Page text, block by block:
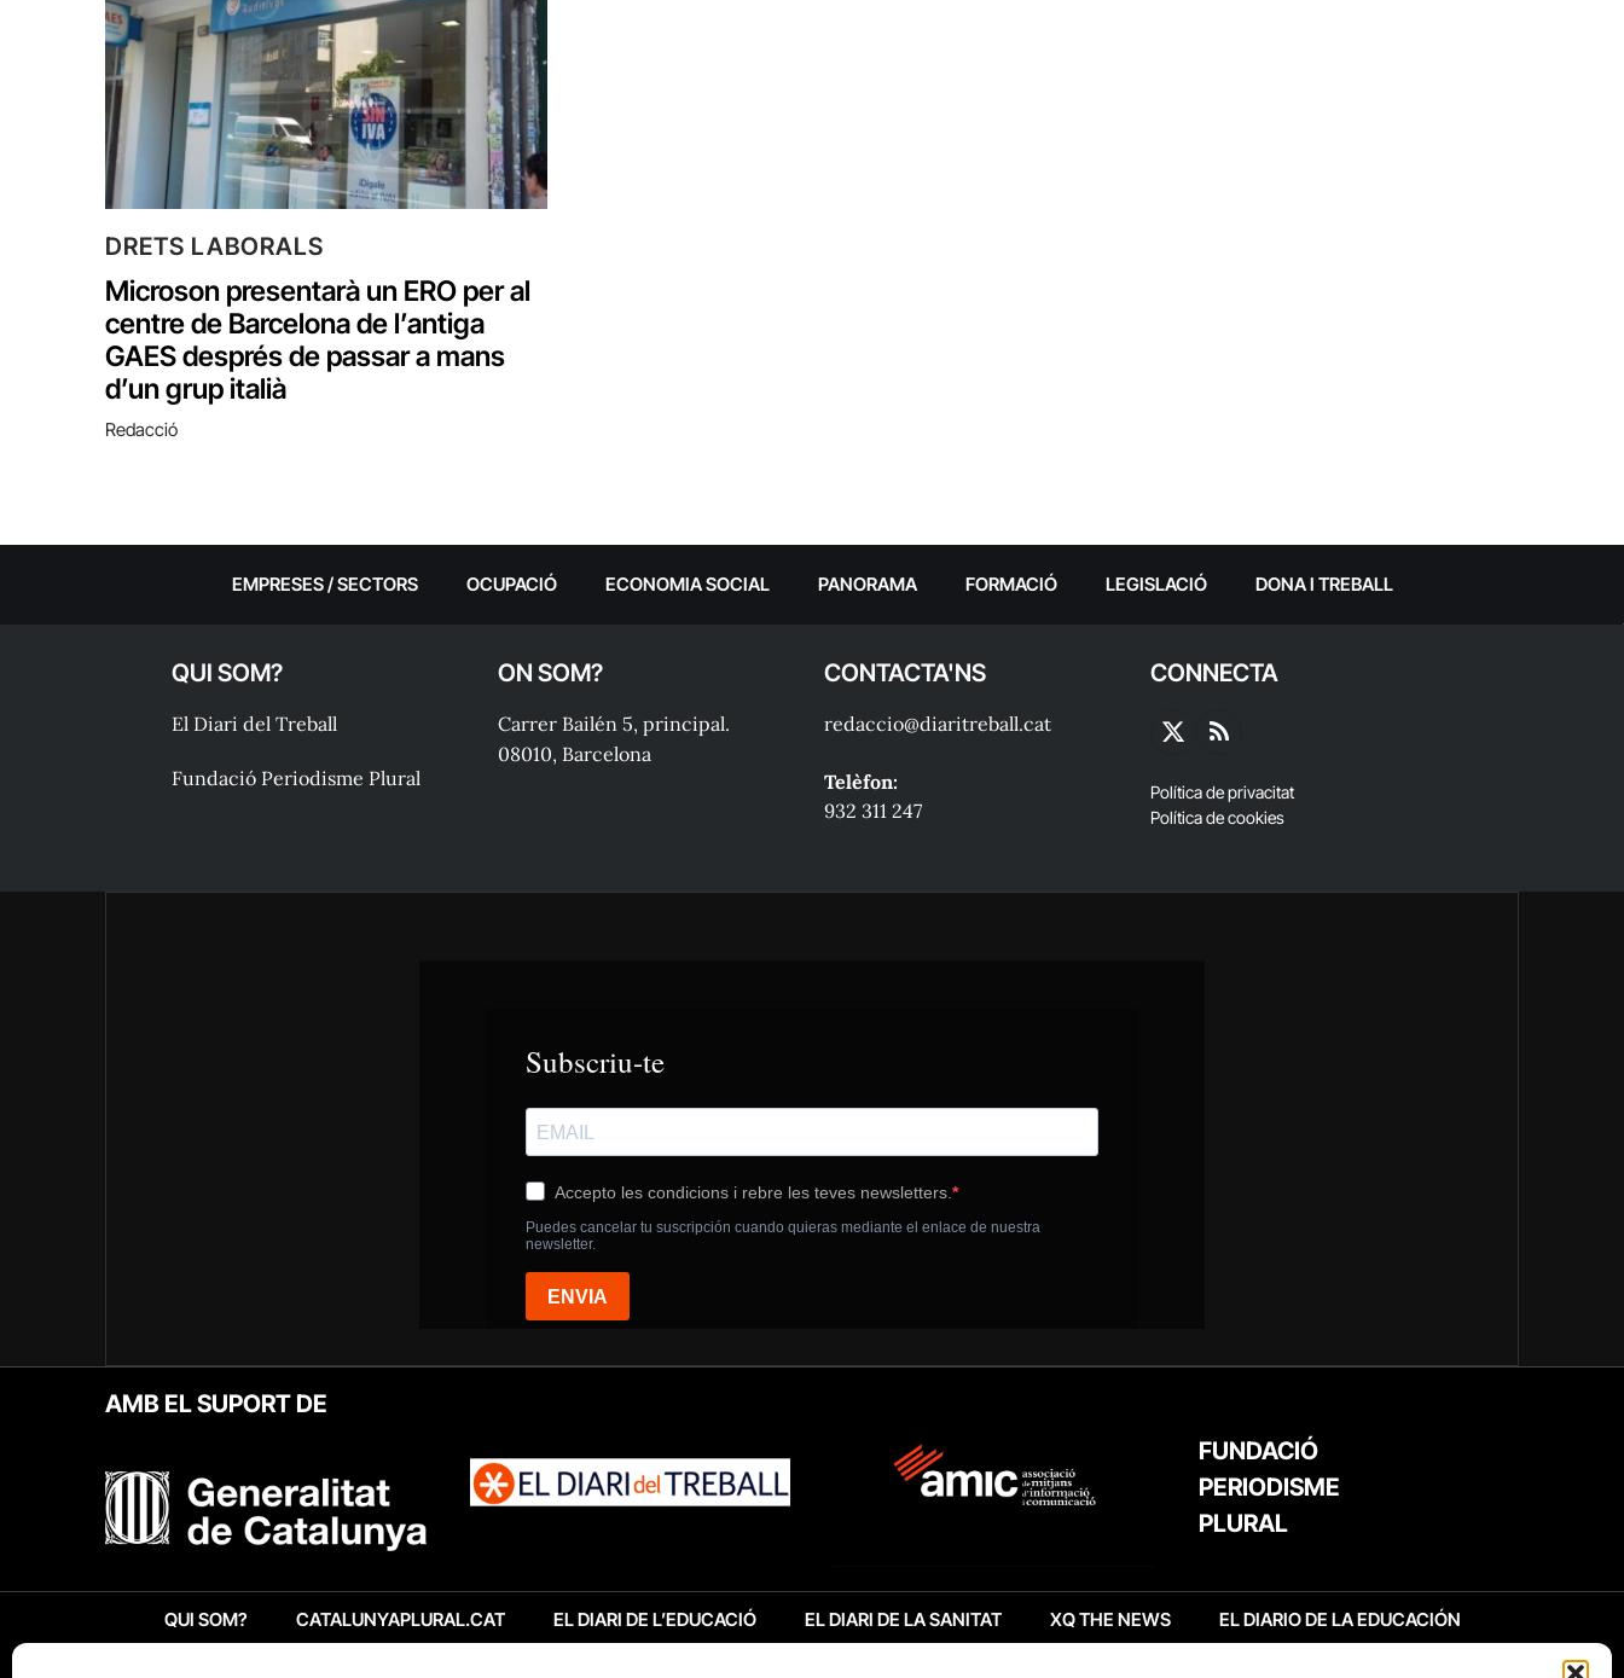
DRETS LABORALS
Microson presentarà un ERO per al
centre de Barcelona de l’antiga
GAES després de passar a mans
d’un grup italià
Redacció
EMPRESES / SECTORS OCUPACIÓ ECONOMIA SOCIAL PANORAMA FORMACIÓ LEGISLACIÓ DONA I TREBALL
QUI SOM?
El Diari del Treball
Fundació Periodisme Plural
ON SOM?
Carrer Bailén 5, principal.
08010, Barcelona
CONTACTA'NS
redaccio@diaritreball.cat
Telèfon:
932 311 247
CONNECTA
X
RSS
Política de privacitat
Política de cookies
AMB EL SUPORT DE
FUNDACIÓ
PERIODISME
PLURAL
QUI SOM? CATALUNYAPLURAL.CAT EL DIARI DE L’EDUCACIÓ EL DIARI DE LA SANITAT XQ THE NEWS EL DIARIO DE LA EDUCACIÓN